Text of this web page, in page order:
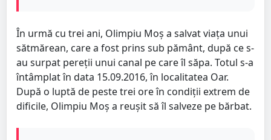
În urmă cu trei ani, Olimpiu Moș a salvat viața unui
sătmărean, care a fost prins sub pământ, după ce s-
au surpat pereții unui canal pe care îl săpa. Totul s-a
întâmplat în data 15.09.2016, în localitatea Oar.
După o luptă de peste trei ore în condiții extrem de
dificile, Olimpiu Moș a reușit să îl salveze pe bărbat.